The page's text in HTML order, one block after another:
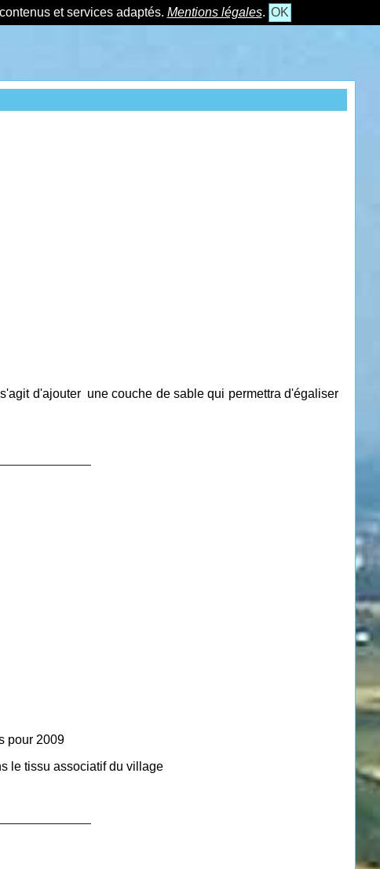
et services adaptés. Mentions légales. OK
d'ajouter une couche de sable qui permettra d'égaliser
pour 2009
le tissu associatif du village